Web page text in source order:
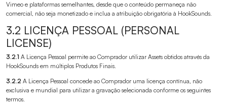
Vimeo e plataformas semelhantes, desde que o conteúdo permaneça não
comercial, não seja monetizado e inclua a atribuição obrigatória à HookSounds.
3.2 LICENÇA PESSOAL (PERSONAL
LICENSE)
3.2.1 A Licença Pessoal permite ao Comprador utilizar Assets obtidos através da
HookSounds em múltiplos Produtos Finais.
3.2.2 A Licença Pessoal concede ao Comprador uma licença contínua, não
exclusiva e mundial para utilizar a gravação selecionada conforme os seguintes
termos.